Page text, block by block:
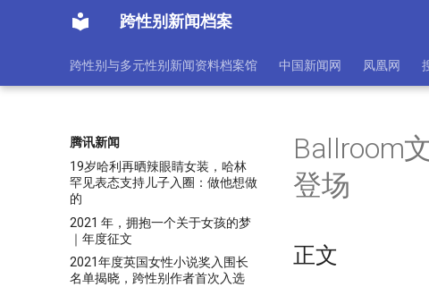
跨性别新闻档案
跨性别与多元性别新闻资料档案馆 中国新闻网 凤凰网
腾讯新闻
19岁哈利再晒辣眼睛女装，哈林
罕见表态支持儿子入圈：做他想做
的
2021 年，拥抱一个关于女孩的梦
｜年度征文
2021年度英国女性小说奖入围长
名单揭晓，跨性别作者首次入选
Ballroom
登场
正文